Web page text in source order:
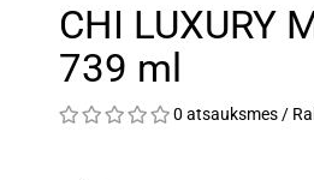
CHI LUXURY
739 ml
0 atsauksmes /